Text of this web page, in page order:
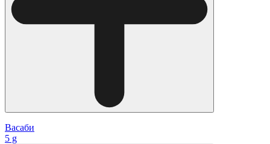
Васаби
5 g